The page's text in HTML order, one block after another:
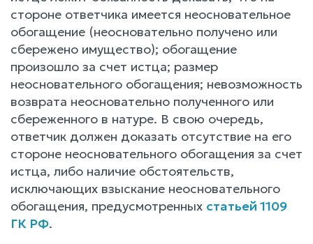
стороне ответчика имеется неосновательное
обогащение (неосновательно получено или
сбережено имущество); обогащение
произошло за счет истца; размер
неосновательного обогащения; невозможность
возврата неосновательно полученного или
сбереженного в натуре. В свою очередь,
ответчик должен доказать отсутствие на его
стороне неосновательного обогащения за счет
истца, либо наличие обстоятельств,
исключающих взыскание неосновательного
обогащения, предусмотренных статьей 1109
ГК РФ.